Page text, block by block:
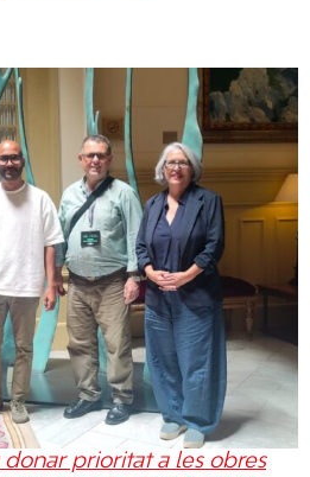
prioritat a les obres